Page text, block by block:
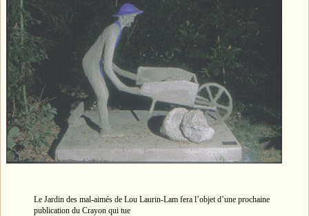
Le Jardin des mal-aimés de Lou Laurin-Lam fera l’objet d’une prochaine
publication du Crayon qui tue